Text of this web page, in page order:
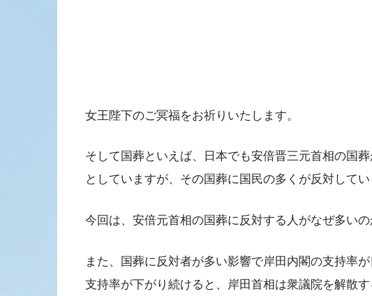
女王陛下のご冥福をお祈りいたします。
そして国葬といえば、日本でも安倍晋三元首相の国
としていますが、その国葬に国民の多くが反対してい
今回は、安倍元首相の国葬に反対する人がなぜ多いの
また、国葬に反対者が多い影響で岸田内閣の支持率
支持率が下がり続けると、岸田首相は衆議院を解散